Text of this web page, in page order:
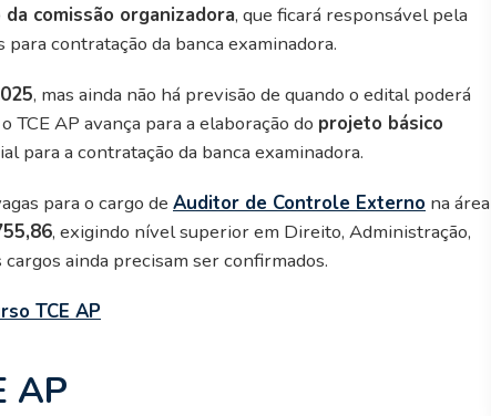
da comissão organizadora, que ficará responsável pela
contratação da banca examinadora.
, mas ainda não há previsão de quando o edital poderá
TCE AP avança para a elaboração do projeto básico
para a contratação da banca examinadora.
para o cargo de Auditor de Controle Externo na área
, exigindo nível superior em Direito, Administração,
ainda precisam ser confirmados.
TCE AP
AP